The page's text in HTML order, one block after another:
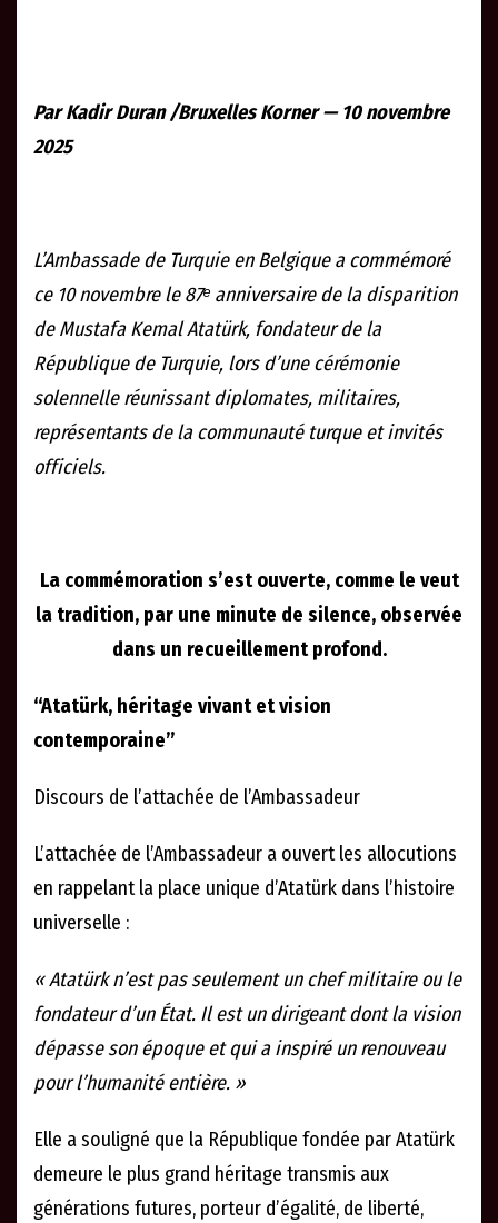
Par Kadir Duran /Bruxelles Korner — 10 novembre
2025
L’Ambassade de Turquie en Belgique a commémoré
ce 10 novembre le 87ᵉ anniversaire de la disparition
de Mustafa Kemal Atatürk, fondateur de la
République de Turquie, lors d’une cérémonie
solennelle réunissant diplomates, militaires,
représentants de la communauté turque et invités
officiels.
La commémoration s’est ouverte, comme le veut
la tradition, par une minute de silence, observée
dans un recueillement profond.
“Atatürk, héritage vivant et vision
contemporaine”
Discours de l’attachée de l’Ambassadeur
L’attachée de l’Ambassadeur a ouvert les allocutions
en rappelant la place unique d’Atatürk dans l’histoire
universelle :
« Atatürk n’est pas seulement un chef militaire ou le
fondateur d’un État. Il est un dirigeant dont la vision
dépasse son époque et qui a inspiré un renouveau
pour l’humanité entière. »
Elle a souligné que la République fondée par Atatürk
demeure le plus grand héritage transmis aux
générations futures, porteur d’égalité, de liberté,